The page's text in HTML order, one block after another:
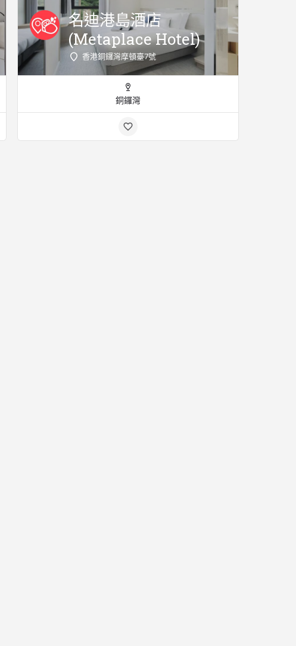
名迪港島酒店
(Metaplace Hotel)
香港銅鑼灣摩頓臺7號
銅鑼灣